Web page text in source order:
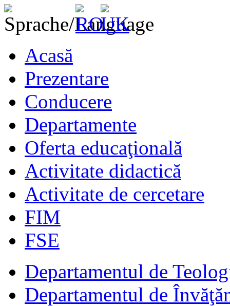
Acasă
Prezentare
Conducere
Departamente
Oferta educaţională
Activitate didactică
Activitate de cercetare
FIM
FSE
Departamentul de
Departamentul de